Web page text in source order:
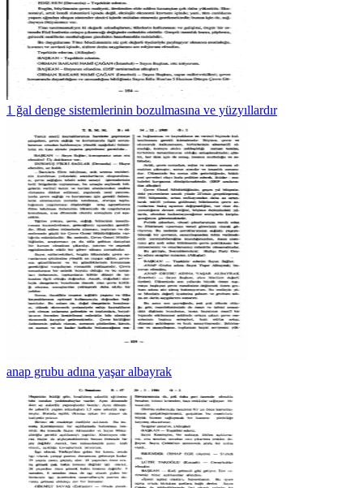
1 ğal denge sistemlerinin bozulmasına ve yüzyıllardır
anap grubu adına yaşar albayrak